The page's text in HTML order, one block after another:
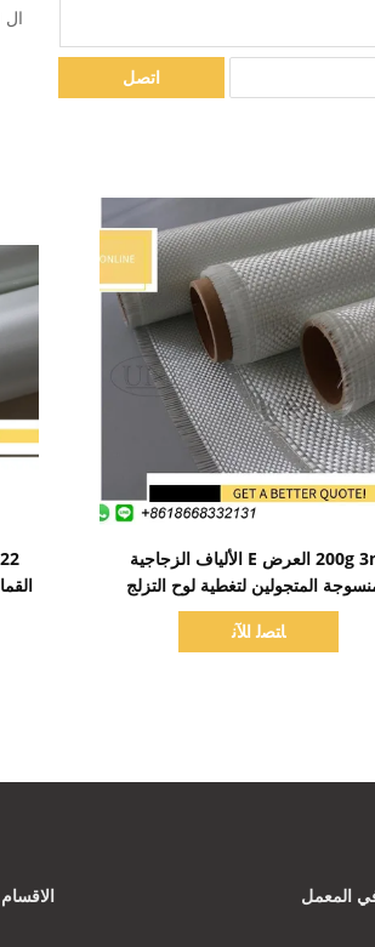
ال WhatsApp :
اتصل
اظهر التفاصيل
200g 3m العرض E الألياف الزجاجية
المتجولين لتغطية لوح التزلج
ﺎﺘﺼﻟ ﺍﻶﻧ
الاقسام المعمل